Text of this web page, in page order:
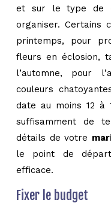
et sur le type de
organiser. Certains
printemps, pour
fleurs en éclosion,
l’automne, pour
couleurs
date au moins 12 à
suffisamment de
détails de votre
le point de
efficace.
Fixer le budget